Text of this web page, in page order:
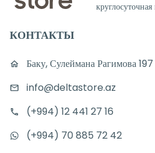
КОНТАКТЫ
Баку, Сулеймана Рагимова 197
info@deltastore.az
(+994) 12 441 27 16
(+994) 70 885 72 42